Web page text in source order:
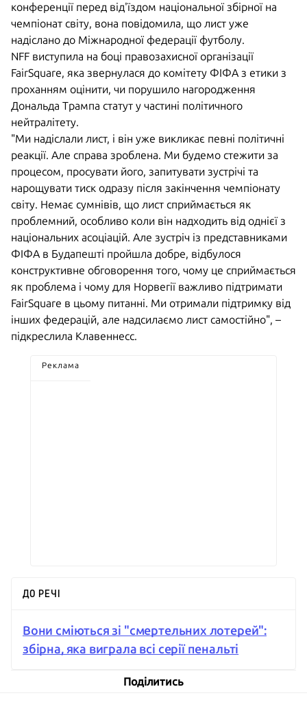
конференції перед від'їздом національної збірної на
чемпіонат світу, вона повідомила, що лист уже
надіслано до Міжнародної федерації футболу.
NFF виступила на боці правозахисної організації
FairSquare, яка звернулася до комітету ФІФА з етики з
проханням оцінити, чи порушило нагородження
Дональда Трампа статут у частині політичного
нейтралітету.
"Ми надіслали лист, і він уже викликає певні політичні
реакції. Але справа зроблена. Ми будемо стежити за
процесом, просувати його, запитувати зустрічі та
нарощувати тиск одразу після закінчення чемпіонату
світу. Немає сумнівів, що лист сприймається як
проблемний, особливо коли він надходить від однієї з
національних асоціацій. Але зустріч із представниками
ФІФА в Будапешті пройшла добре, відбулося
конструктивне обговорення того, чому це сприймається
як проблема і чому для Норвегії важливо підтримати
FairSquare в цьому питанні. Ми отримали підтримку від
інших федерацій, але надсилаємо лист самостійно", –
підкреслила Клавеннесс.
Реклама
ДО РЕЧІ
Вони сміються зі "смертельних лотерей":
збірна, яка виграла всі серії пенальті
Поділитись